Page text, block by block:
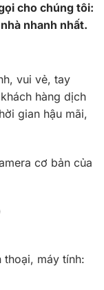
cho chúng tôi:
nhanh nhất.
vui vẻ, tay
hàng dịch
gian hậu mãi,
cơ bản của
thoại, máy tính: